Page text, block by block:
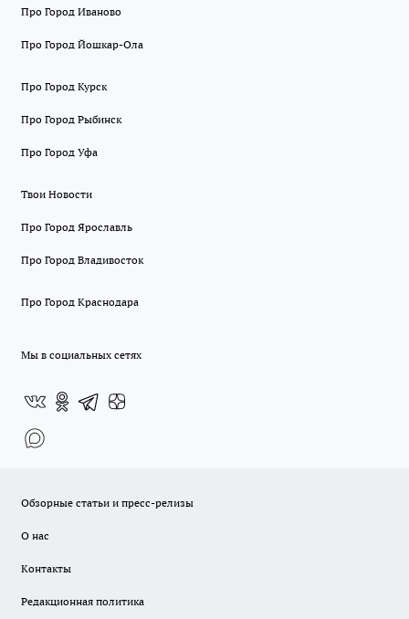
Про Город Иваново
Про Город Йошкар-Ола
Про Город Курск
Про Город Рыбинск
Про Город Уфа
Твои Новости
Про Город Ярославль
Про Город Владивосток
Про Город Краснодара
Мы в социальных сетях
Обзорные статьи и пресс-релизы
О нас
Контакты
Редакционная политика